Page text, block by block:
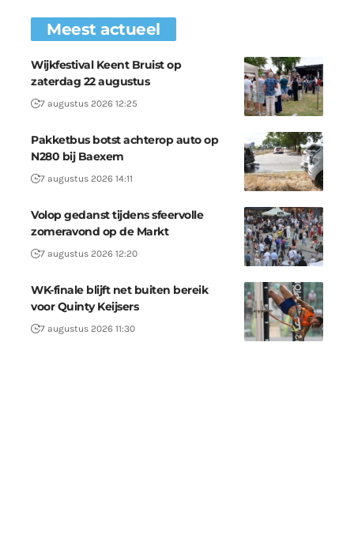
Meest actueel
Wijkfestival Keent Bruist op
zaterdag 22 augustus
7 augustus 2026 12:25
Pakketbus botst achterop auto op
N280 bij Baexem
7 augustus 2026 14:11
Volop gedanst tijdens sfeervolle
zomeravond op de Markt
7 augustus 2026 12:20
WK-finale blijft net buiten bereik
voor Quinty Keijsers
7 augustus 2026 11:30